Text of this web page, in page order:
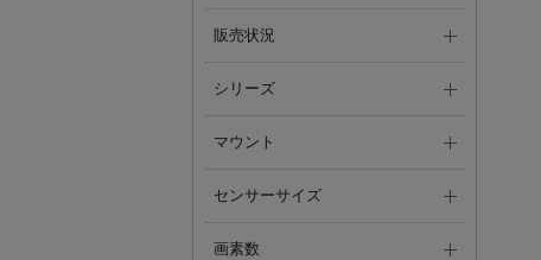
販売状況
シリーズ
マウント
センサーサイズ
画素数